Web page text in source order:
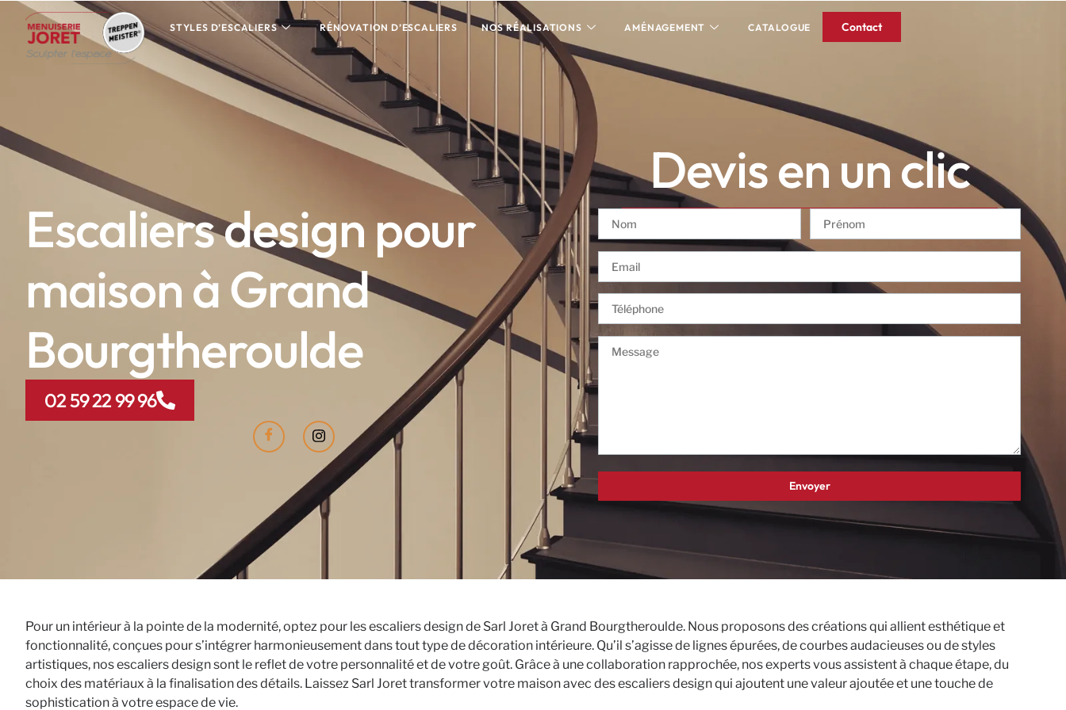
STYLES D’ESCALIERS RÉNOVATION D’ESCALIERS NOS RÉALISATIONS AMÉNAGEMENT CATALOGUE Contact
Escaliers design pour
maison à Grand
Bourgtheroulde
02 59 22 99 96
Devis en un clic
Pour un intérieur à la pointe de la modernité, optez pour les escaliers design de Sarl Joret à Grand Bourgtheroulde. Nous proposons des créations qui allient esthétique et
fonctionnalité, conçues pour s’intégrer harmonieusement dans tout type de décoration intérieure. Qu’il s’agisse de lignes épurées, de courbes audacieuses ou de styles
artistiques, nos escaliers design sont le reflet de votre personnalité et de votre goût. Grâce à une collaboration rapprochée, nos experts vous assistent à chaque étape, du
choix des matériaux à la finalisation des détails. Laissez Sarl Joret transformer votre maison avec des escaliers design qui ajoutent une valeur ajoutée et une touche de
sophistication à votre espace de vie.